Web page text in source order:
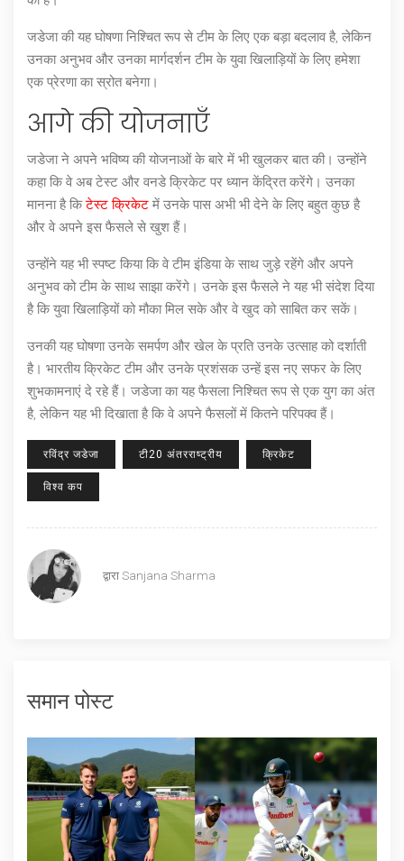
जडेजा की यह घोषणा निश्चित रूप से टीम के लिए एक बड़ा बदलाव है, लेकिन
उनका अनुभव और उनका मार्गदर्शन टीम के युवा खिलाड़ियों के लिए हमेशा
एक प्रेरणा का स्रोत बनेगा।
आगे की योजनाएँ
जडेजा ने अपने भविष्य की योजनाओं के बारे में भी खुलकर बात की। उन्होंने
कहा कि वे अब टेस्ट और वनडे क्रिकेट पर ध्यान केंद्रित करेंगे। उनका
मानना है किटेस्ट क्रिकेट में उनके पास अभी भी देने के लिए बहुत कुछ है
और वे अपने इस फैसले से खुश हैं।
उन्होंने यह भी स्पष्ट किया कि वे टीम इंडिया के साथ जुड़े रहेंगे और अपने
अनुभव को टीम के साथ साझा करेंगे। उनके इस फैसले ने यह भी संदेश दिया
है कि युवा खिलाड़ियों को मौका मिल सके और वे खुद को साबित कर सकें।
उनकी यह घोषणा उनके समर्पण और खेल के प्रति उनके उत्साह को दर्शाती
है। भारतीय क्रिकेट टीम और उनके प्रशंसक उन्हें इस नए सफर के लिए
शुभकामनाएं दे रहे हैं। जडेजा का यह फैसला निश्चित रूप से एक युग का अंत
है, लेकिन यह भी दिखाता है कि वे अपने फैसलों में कितने परिपक्व हैं।
रविंद्र जडेजा टी20 अंतरराष्ट्रीय क्रिकेट
विश्व कप
द्वारा Sanjana Sharma
समान पोस्ट